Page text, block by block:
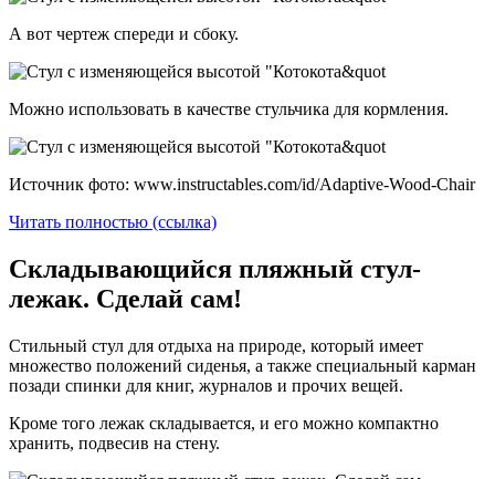
А вот чертеж спереди и сбоку.
Можно использовать в качестве стульчика для кормления.
Источник фото: www.instructables.com/id/Adaptive-Wood-Chair
Читать полностью (ссылка)
Складывающийся пляжный стул-
лежак. Сделай сам!
Стильный стул для отдыха на природе, который имеет
множество положений сиденья, а также специальный карман
позади спинки для книг, журналов и прочих вещей.
Кроме того лежак складывается, и его можно компактно
хранить, подвесив на стену.